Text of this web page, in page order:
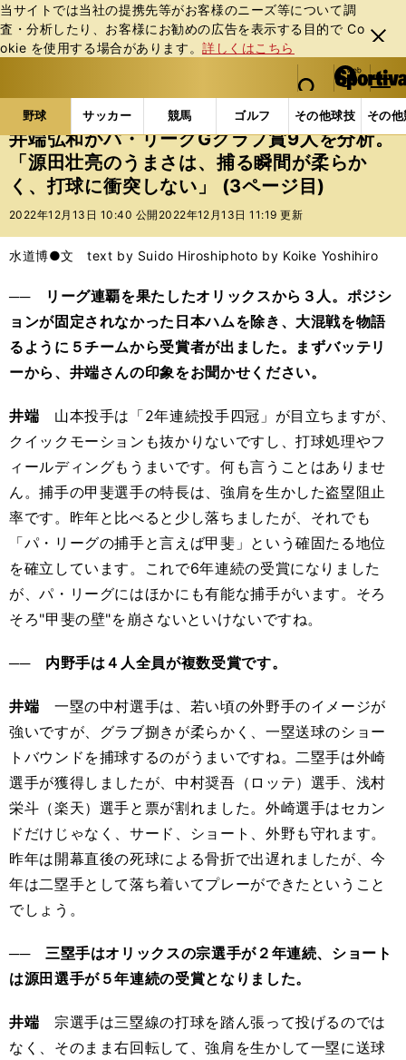
当サイトでは当社の提携先等がお客様のニーズ等について調
査・分析したり、お客様にお勧めの広告を表⽰する⽬的で Co
okie を使⽤する場合があります。詳しくはこちら
閉じ
る
web Sportiva (webスポルティーバ)
検索
マイペ
ー
ジ
メニュ
野球 サッカー 競馬 ゴルフ その他球技 その
b
ス
ポ
ル
テ
ー
バ
野球の記事一覧 プロ野球 井端弘和がパ・リーグG
井端弘和がパ・リーグGグラブ賞9人を分析。
「源田壮亮のうまさは、捕る瞬間が柔らか
く、打球に衝突しない」 (3ページ目)
2022年12月13日 10:40 公開 2022年12月13日 11:19 更新
水道博●文 text by Suido Hiroshiphoto by Koike Yoshihiro
── リーグ連覇を果たしたオリックスから３人。ポジシ
ョンが固定されなかった日本ハムを除き、大混戦を物語
るように５チームから受賞者が出ました。まずバッテリ
ーから、井端さんの印象をお聞かせください。
井端 山本投手は「2年連続投手四冠」が目立ちますが、
クイックモーションも抜かりないですし、打球処理やフ
ィールディングもうまいです。何も言うことはありませ
ん。捕手の甲斐選手の特長は、強肩を生かした盗塁阻止
率です。昨年と比べると少し落ちましたが、それでも
「パ・リーグの捕手と言えば甲斐」という確固たる地位
を確立しています。これで6年連続の受賞になりました
が、パ・リーグにはほかにも有能な捕手がいます。そろ
そろ"甲斐の壁"を崩さないといけないですね。
── 内野手は４人全員が複数受賞です。
井端 一塁の中村選手は、若い頃の外野手のイメージが
強いですが、グラブ捌きが柔らかく、一塁送球のショー
トバウンドを捕球するのがうまいですね。二塁手は外崎
選手が獲得しましたが、中村奨吾（ロッテ）選手、浅村
栄斗（楽天）選手と票が割れました。外崎選手はセカン
ドだけじゃなく、サード、ショート、外野も守れます。
昨年は開幕直後の死球による骨折で出遅れましたが、今
年は二塁手として落ち着いてプレーができたということ
でしょう。
── 三塁手はオリックスの宗選手が２年連続、ショート
は源田選手が５年連続の受賞となりました。
井端 宗選手は三塁線の打球を踏ん張って投げるのでは
なく、そのまま右回転して、強肩を生かして一塁に送球